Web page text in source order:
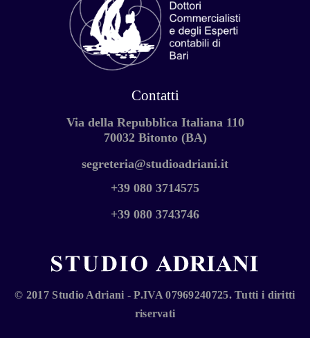
Contatti
Via della Repubblica Italiana 110
70032 Bitonto (BA)
segreteria@studioadriani.it
+39 080 3714575
+39 080 3743746
© 2017 Studio Adriani - P.IVA 07969240725. Tutti i diritti
riservati